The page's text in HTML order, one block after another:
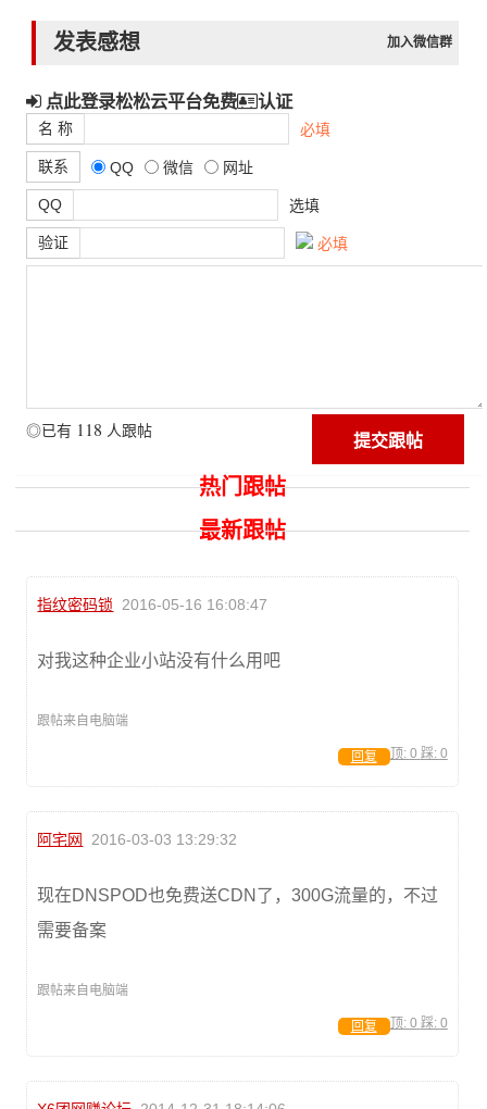
发表感想 加入微信群
点此登录松松云平台免费 认证
名 称 必填
联系 QQ 微信 网址
QQ 选填
验证 必填
◎已有 118 人跟帖
热门跟帖
最新跟帖
指纹密码锁 2016-05-16 16:08:47
对我这种企业小站没有什么用吧
跟帖来自电脑端
顶: 0 踩: 0
回复
阿宅网 2016-03-03 13:29:32
现在DNSPOD也免费送CDN了，300G流量的，不过
需要备案
跟帖来自电脑端
顶: 0 踩: 0
回复